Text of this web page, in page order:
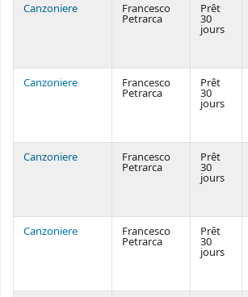
Canzoniere Francesco
Petrarca
Prêt
30
jours
Canzoniere Francesco
Petrarca
Prêt
30
jours
Canzoniere Francesco
Petrarca
Prêt
30
jours
Canzoniere Francesco
Petrarca
Prêt
30
jours